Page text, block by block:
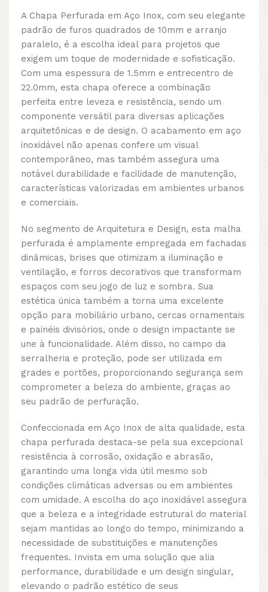
A Chapa Perfurada em Aço Inox, com seu elegante
padrão de furos quadrados de 10mm e arranjo
paralelo, é a escolha ideal para projetos que
exigem um toque de modernidade e sofisticação.
Com uma espessura de 1.5mm e entrecentro de
22.0mm, esta chapa oferece a combinação
perfeita entre leveza e resistência, sendo um
componente versátil para diversas aplicações
arquitetônicas e de design. O acabamento em aço
inoxidável não apenas confere um visual
contemporâneo, mas também assegura uma
notável durabilidade e facilidade de manutenção,
características valorizadas em ambientes urbanos
e comerciais.
No segmento de Arquitetura e Design, esta malha
perfurada é amplamente empregada em fachadas
dinâmicas, brises que otimizam a iluminação e
ventilação, e forros decorativos que transformam
espaços com seu jogo de luz e sombra. Sua
estética única também a torna uma excelente
opção para mobiliário urbano, cercas ornamentais
e painéis divisórios, onde o design impactante se
une à funcionalidade. Além disso, no campo da
serralheria e proteção, pode ser utilizada em
grades e portões, proporcionando segurança sem
comprometer a beleza do ambiente, graças ao
seu padrão de perfuração.
Confeccionada em Aço Inox de alta qualidade, esta
chapa perfurada destaca-se pela sua excepcional
resistência à corrosão, oxidação e abrasão,
garantindo uma longa vida útil mesmo sob
condições climáticas adversas ou em ambientes
com umidade. A escolha do aço inoxidável assegura
que a beleza e a integridade estrutural do material
sejam mantidas ao longo do tempo, minimizando a
necessidade de substituições e manutenções
frequentes. Invista em uma solução que alia
performance, durabilidade e um design singular,
elevando o padrão estético de seus